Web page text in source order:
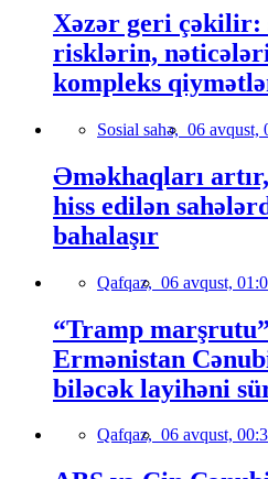
Xəzər geri çəkilir:
risklərin,
kompleks
Sosial sahə, 06 avqust,
Əməkhaqları
hiss edilən
bahalaşır
Qafqaz, 06 avqust,
“Tramp
Ermənistan
biləcək layihəni
Qafqaz, 06 avqust,